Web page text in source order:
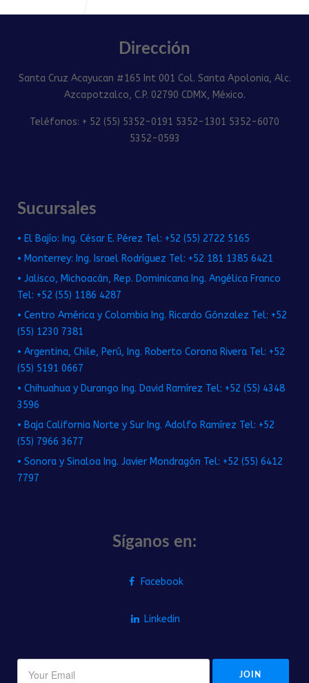
Dirección
Santa Cruz Acayucan #165 Int 001 Col. Santa Apolonia, Alc.
Azcapotzalco, C.P. 02790 CDMX, México.
Teléfonos: + 52 (55) 5352-0191 5352-1301 5352-6070
5352-0593
Sucursales
• El Bajío: Ing. César E. Pérez Tel: +52 (55) 2722 5165
• Monterrey: Ing. Israel Rodríguez Tel: +52 181 1385 6421
• Jalisco, Michoacán, Rep. Dominicana Ing. Angélica Franco
Tel: +52 (55) 1186 4287
• Centro América y Colombia Ing. Ricardo Gónzalez Tel: +52
(55) 1230 7381
• Argentina, Chile, Perú, Ing. Roberto Corona Rivera Tel: +52
(55) 5191 0667
• Chihuahua y Durango Ing. David Ramírez Tel: +52 (55) 4348
3596
• Baja California Norte y Sur Ing. Adolfo Ramírez Tel: +52
(55) 7966 3677
• Sonora y Sinaloa Ing. Javier Mondragón Tel: +52 (55) 6412
7797
Síganos en:
Facebook
Linkedin